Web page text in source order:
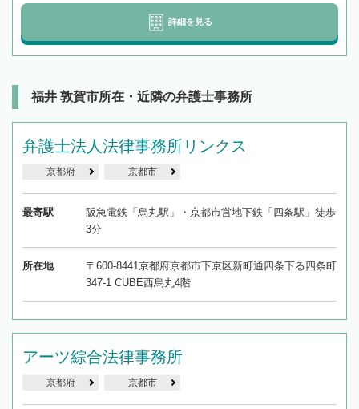
詳細を見る
福井 敦賀市所在・近隣の弁護士事務所
弁護士法人法律事務所リンクス
京都府 京都市
最寄駅
阪急電鉄「烏丸駅」・京都市営地下鉄「四条駅」徒歩
3分
所在地
〒600-8441京都府京都市下京区新町通四条下る四条町
347-1 CUBE西烏丸4階
アーツ綜合法律事務所
京都府 京都市